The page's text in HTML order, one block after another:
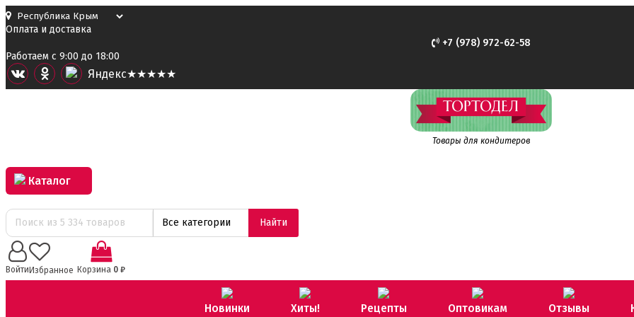
Оплата и доставка
+7 (978) 972-62-58
Работаем с 9:00 до 18:00
Яндекс★★★★★
Товары для кондитеров
Каталог
Все категории Найти
ВойтиИзбранное Корзина 0 ₽
Новинки Хиты! Рецепты Оптовикам Отзывы